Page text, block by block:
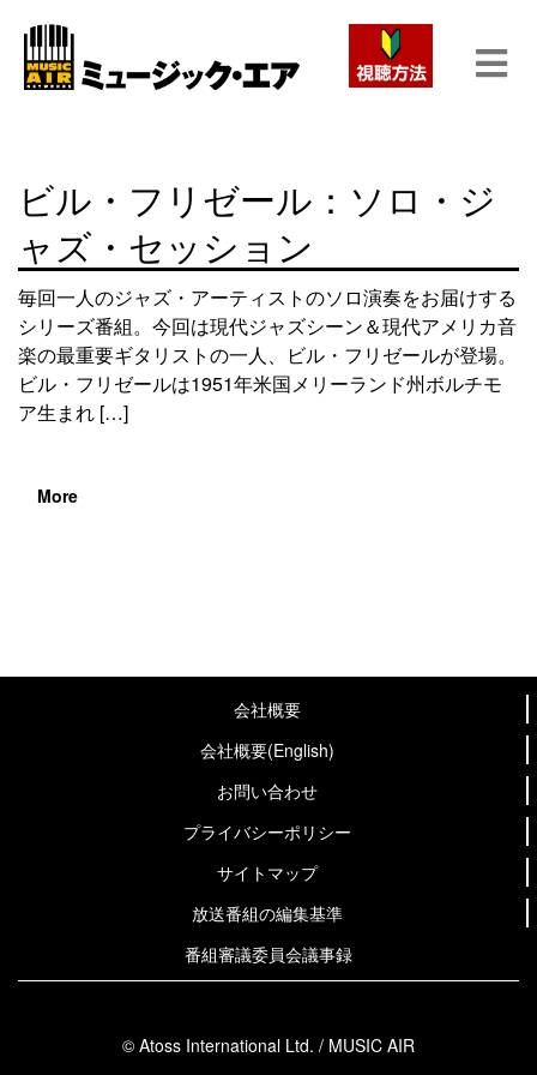
ビル・フリゼール：ソロ・ジ
ャズ・セッション
毎回一人のジャズ・アーティストのソロ演奏をお届けする
シリーズ番組。今回は現代ジャズシーン＆現代アメリカ音
楽の最重要ギタリストの一人、ビル・フリゼールが登場。
ビル・フリゼールは1951年米国メリーランド州ボルチモ
ア生まれ […]
More
会社概要
会社概要(English)
お問い合わせ
プライバシーポリシー
サイトマップ
放送番組の編集基準
番組審議委員会議事録
© Atoss International Ltd. / MUSIC AIR